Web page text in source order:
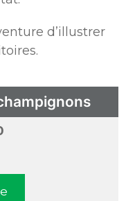
d’illustrer